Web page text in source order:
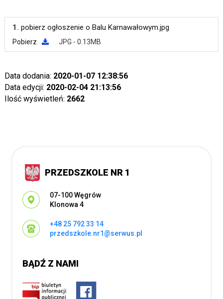
1. pobierz ogłoszenie o Balu Karnawałowym.jpg
Pobierz JPG - 0.13MB
Data dodania: 2020-01-07 12:38:56
Data edycji: 2020-02-04 21:13:56
Ilość wyświetleń: 2662
PRZEDSZKOLE NR 1
Adres pocztowy:
07-100 Węgrów
Klonowa 4
+48 25 792 33 14
przedszkole.nr1@serwus.pl
BĄDŹ Z NAMI